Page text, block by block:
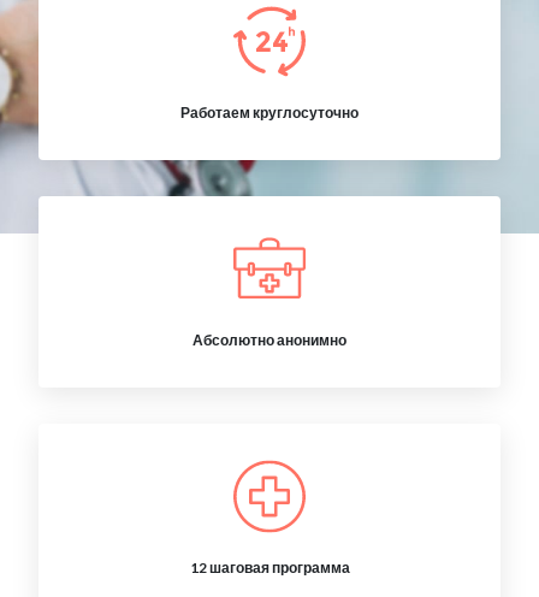
Работаем круглосуточно
Абсолютно анонимно
12 шаговая программа